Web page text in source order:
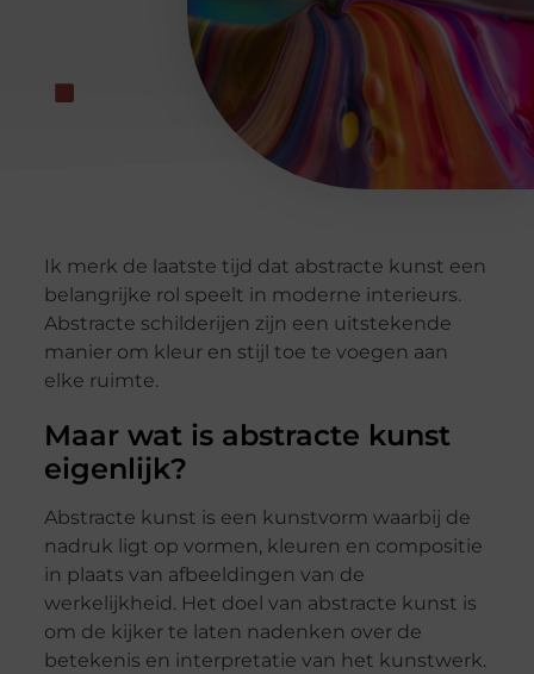
Ik merk de laatste tijd dat abstracte kunst een
belangrijke rol speelt in moderne interieurs.
Abstracte schilderijen zijn een uitstekende
manier om kleur en stijl toe te voegen aan
elke ruimte.
Maar wat is abstracte kunst
eigenlijk?
Abstracte kunst is een kunstvorm waarbij de
nadruk ligt op vormen, kleuren en compositie
in plaats van afbeeldingen van de
werkelijkheid. Het doel van abstracte kunst is
om de kijker te laten nadenken over de
betekenis en interpretatie van het kunstwerk.